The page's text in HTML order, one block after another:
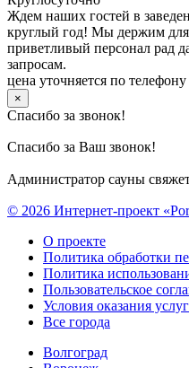
Ждем наших гостей в
круглый год! Мы держим
приветливый персонал рад
запросам.
цена уточняется по телефону
×
Спасибо за звонок!
Спасибо за Ваш звонок!
Администратор сауны
© 2026 Интернет-проект
О проекте
Политика обработки
Политика
Пользовательское
Условия оказания услуг
Все города
Волгоград